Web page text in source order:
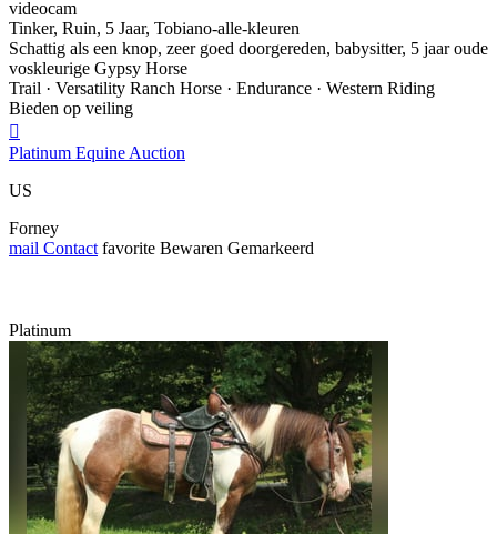
videocam
Tinker, Ruin, 5 Jaar, Tobiano-alle-kleuren
Schattig als een knop, zeer goed doorgereden, babysitter, 5 jaar oude
voskleurige Gypsy Horse
Trail · Versatility Ranch Horse · Endurance · Western Riding
Bieden op veiling

Platinum Equine Auction
US
Forney
mail Contact favorite Bewaren Gemarkeerd
Platinum